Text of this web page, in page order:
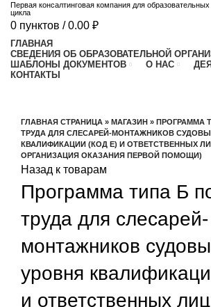
Первая консалтинговая компания для образовательных
цикла
0 пунктов / 0.00 ₽
ГЛАВНАЯ
СВЕДЕНИЯ ОБ ОБРАЗОВАТЕЛЬНОЙ
ШАБЛОНЫ ДОКУМЕНТОВ
О НАС
КОНТАКТЫ
ГЛАВНАЯ СТРАНИЦА » МАГАЗИН » ПРОГРАММА
ТРУДА ДЛЯ СЛЕСАРЕЙ-МОНТАЖНИКОВ
КВАЛИФИКАЦИИ (КОД E) И ОТВЕТСТВЕННЫХ
ОРГАНИЗАЦИЯ ОКАЗАНИЯ ПЕРВОЙ ПОМОЩИ)
Назад к товарам
Программа типа Б
труда для слесарей-
монтажников
уровня
и ответственных